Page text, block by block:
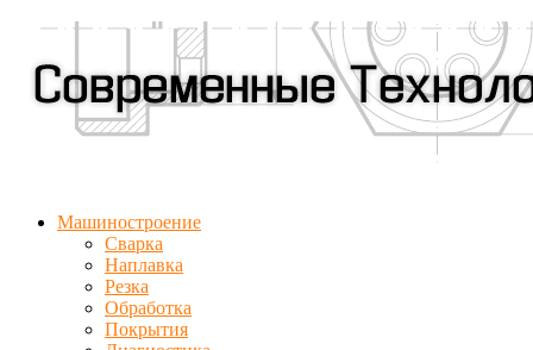
Машиностроение
Сварка
Наплавка
Резка
Обработка
Покрытия